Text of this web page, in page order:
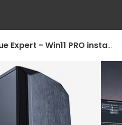
PC bureautique Expert - Win11 PRO installé (licence fournie)